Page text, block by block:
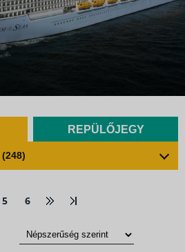
REPÜLŐJEGY
(248)
5 6